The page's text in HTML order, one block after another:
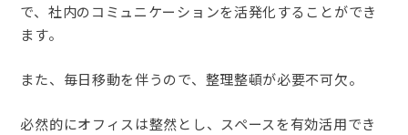
で、社内のコミュニケーションを活発化することができ
ます。
また、毎日移動を伴うので、整理整頓が必要不可欠。
必然的にオフィスは整然とし、スペースを有効活用でき